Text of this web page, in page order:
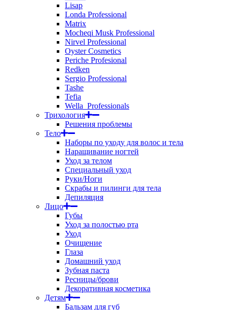
Lisap
Londa Professional
Matrix
Mocheqi Musk Professional
Nirvel Professional
Oyster Cosmetics
Periche Profesional
Redken
Sergio Professional
Tashe
Tefia
Wella_Professionals
Трихология
Решения проблемы
Тело
Наборы по уходу для волос и тела
Наращивание ногтей
Уход за телом
Специальный уход
Руки/Ноги
Скрабы и пилинги для тела
Депиляция
Лицо
Губы
Уход за полостью рта
Уход
Очищение
Глаза
Домашний уход
Зубная паста
Ресницы/брови
Декоративная косметика
Детям
Бальзам для губ